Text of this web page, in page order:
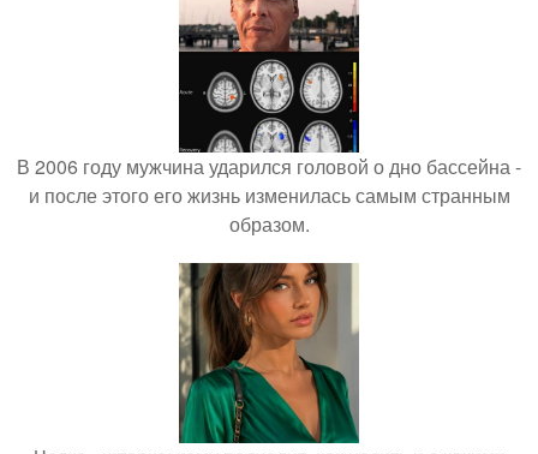
В 2006 году мужчина ударился головой о дно бассейна -
и после этого его жизнь изменилась самым странным
образом.